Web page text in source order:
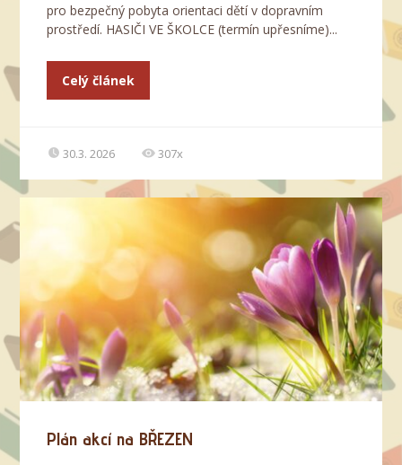
pro bezpečný pobyta orientaci dětí v dopravním
prostředí. HASIČI VE ŠKOLCE (termín upřesníme)...
Celý článek
30.3. 2026 307x
Plán akcí na BŘEZEN